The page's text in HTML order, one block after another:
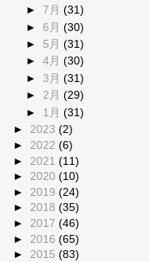
►7月(31)
►6月(30)
► 5月(31)
►4月(30)
► 3月(31)
►2月(29)
► 1月(31)
► 2023 (2)
► 2022 (6)
► 2021 (11)
► 2020 (10)
► 2019 (24)
► 2018 (35)
► 2017 (46)
► 2016 (65)
► 2015 (83)